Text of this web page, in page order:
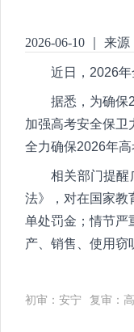
2026-06-10 来源
近日，2026
据悉，为确保
加强高考安全保卫
全力确保2026年
相关部门提醒
法》，对在国家教
单处罚金；情节严
产、销售、使用
初审：安宁 复审：